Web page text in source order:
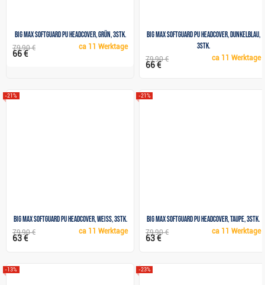
Big Max SoftGuard PU Headcover, grün, 3Stk.
ca 11 Werktage
79,90 €
66 €
Big Max SoftGuard PU Headcover, dunkelblau,
3Stk.
ca 11 Werktage
79,90 €
66 €
Big Max SoftGuard PU Headcover, weiss, 3Stk.
-21%
ca 11 Werktage
79,90 €
63 €
Big Max SoftGuard PU Headcover, taupe, 3Stk.
-21%
ca 11 Werktage
79,90 €
63 €
-13% -23%